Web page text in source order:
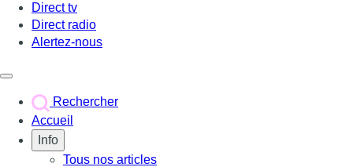
Direct tv
Direct radio
Alertez-nous
Rechercher
Accueil
Info
Tous nos articles